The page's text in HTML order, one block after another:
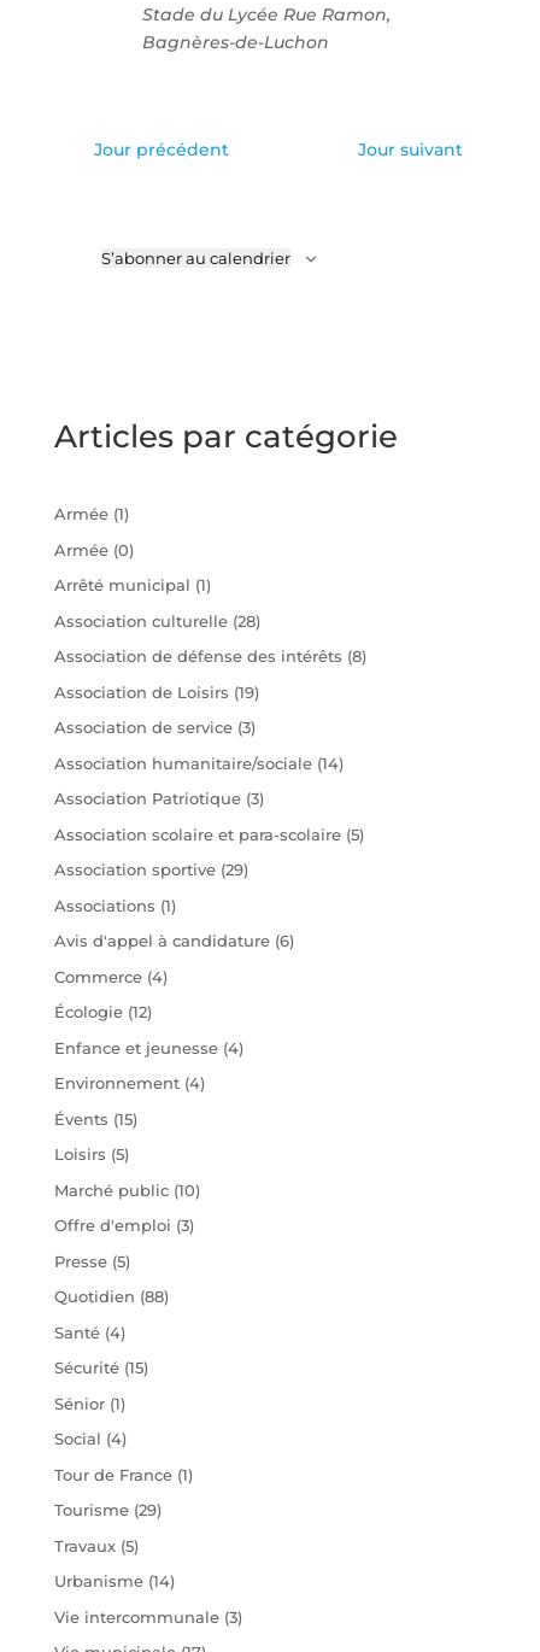
Stade du LycéeRue Ramon,
Bagnères-de-Luchon
Jour précédent Jour suivant
S’abonner au calendrier
Articles par catégorie
Armée(1)
Armée(0)
Arrêté municipal (1)
Association culturelle(28)
Association de défense des intérêts (8)
Association de Loisirs (19)
Association de service(3)
Association humanitaire/sociale(14)
Association Patriotique(3)
Association scolaire et para-scolaire(5)
Association sportive(29)
Associations (1)
Avis d'appel à candidature(6)
Commerce(4)
Écologie(12)
Enfance et jeunesse(4)
Environnement(4)
Évents (15)
Loisirs (5)
Marché public(10)
Offre d'emploi (3)
Presse(5)
Quotidien (88)
Santé(4)
Sécurité(15)
Sénior(1)
Social (4)
Tour de France(1)
Tourisme(29)
Travaux(5)
Urbanisme(14)
Vie intercommunale(3)